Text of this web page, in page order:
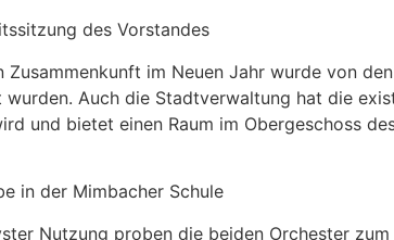
des Vorstandes
Zusammenkunft im Neuen Jahr wurde von
wurden. Auch die Stadtverwaltung hat die
und bietet einen Raum im Obergeschoss
in der Mimbacher Schule
Nutzung proben die beiden Orchester